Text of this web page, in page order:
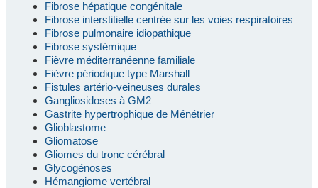
Fibrose hépatique congénitale
Fibrose interstitielle centrée sur les voies respiratoires
Fibrose pulmonaire idiopathique
Fibrose systémique
Fièvre méditerranéenne familiale
Fièvre périodique type Marshall
Fistules artério-veineuses durales
Gangliosidoses à GM2
Gastrite hypertrophique de Ménétrier
Glioblastome
Gliomatose
Gliomes du tronc cérébral
Glycogénoses
Hémangiome vertébral